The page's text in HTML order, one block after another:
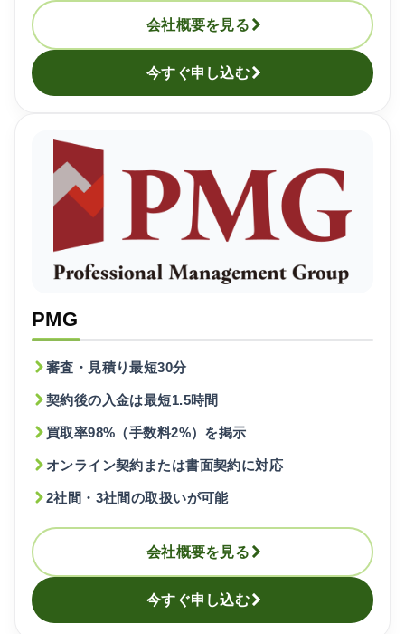
会社概要を見る
今すぐ申し込む
PMG
審査・見積り最短30分
契約後の入金は最短1.5時間
買取率98%（手数料2%）を掲示
オンライン契約または書面契約に対応
2社間・3社間の取扱いが可能
会社概要を見る
今すぐ申し込む